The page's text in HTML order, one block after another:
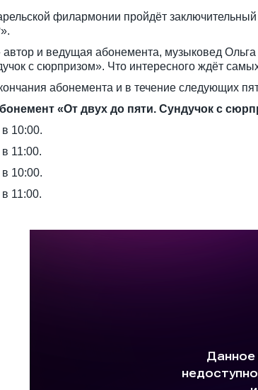
филармонии пройдёт
и ведущая абонемента, музыковед
с сюрпризом». Что интересного ждёт
абонемента и в течение следующих
«От двух до пяти. Сундучок с
10:00.
11:00.
10:00.
11:00.